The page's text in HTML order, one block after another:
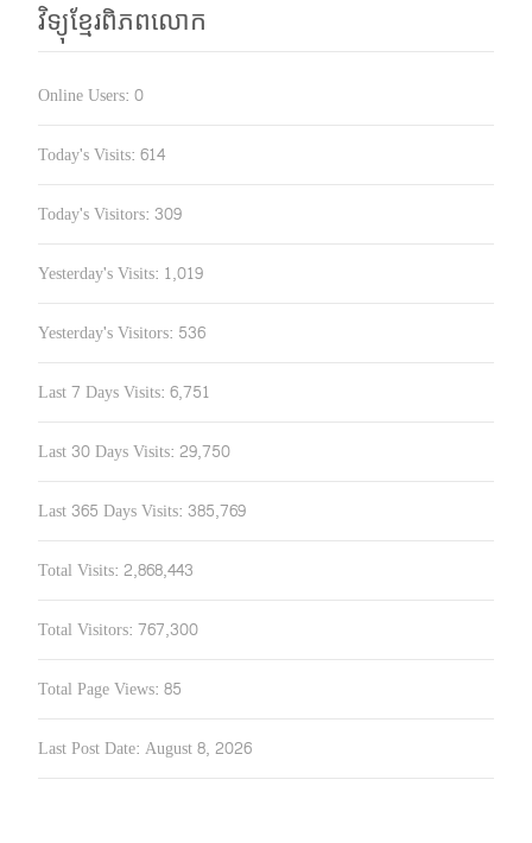
វិទ្យុខ្មែរពិភពលោក
Online Users: 0
Today's Visits: 614
Today's Visitors: 309
Yesterday's Visits: 1,019
Yesterday's Visitors: 536
Last 7 Days Visits: 6,751
Last 30 Days Visits: 29,750
Last 365 Days Visits: 385,769
Total Visits: 2,868,443
Total Visitors: 767,300
Total Page Views: 85
Last Post Date: August 8, 2026